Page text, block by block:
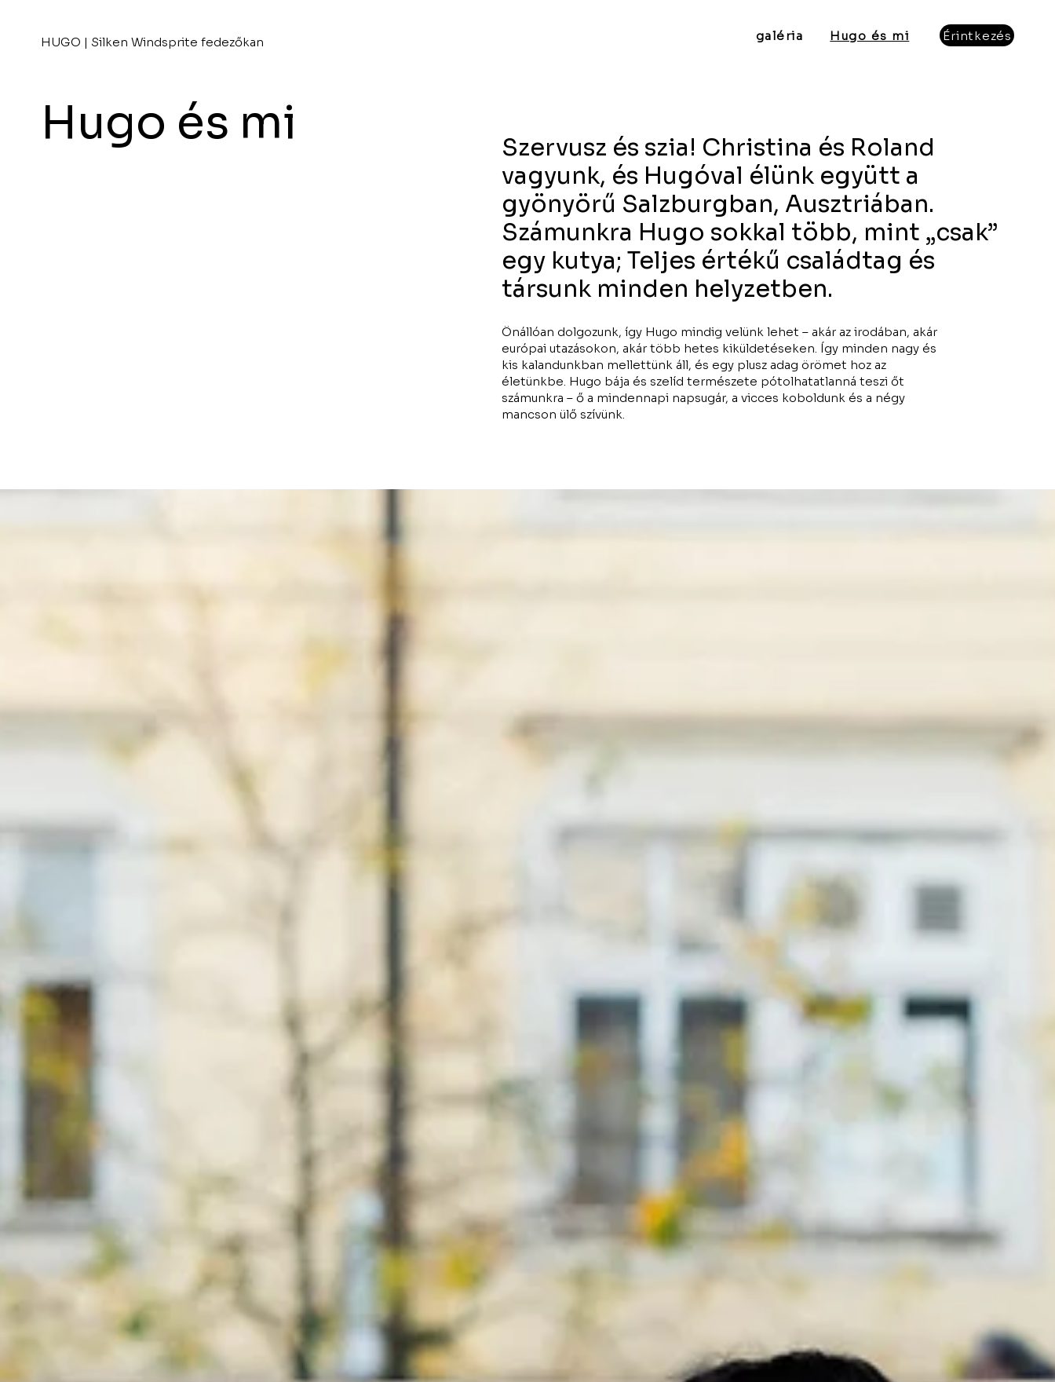
galéria Hugo és mi Érintkezés
HUGO | Silken Windsprite fedezőkan
Hugo és mi
Szervusz és szia! Christina és Roland
vagyunk, és Hugóval élünk együtt a
gyönyörű Salzburgban, Ausztriában.
Számunkra Hugo sokkal több, mint „csak”
egy kutya; Teljes értékű családtag és
társunk minden helyzetben.
Önállóan dolgozunk, így Hugo mindig velünk lehet – akár az irodában, akár
európai utazásokon, akár több hetes kiküldetéseken. Így minden nagy és
kis kalandunkban mellettünk áll, és egy plusz adag örömet hoz az
életünkbe. Hugo bája és szelíd természete pótolhatatlanná teszi őt
számunkra – ő a mindennapi napsugár, a vicces koboldunk és a négy
mancson ülő szívünk.